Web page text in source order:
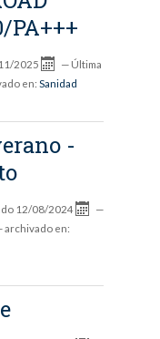
PA+++
2025 — Última
en: Sanidad
-
12/08/2024
—
archivado en: